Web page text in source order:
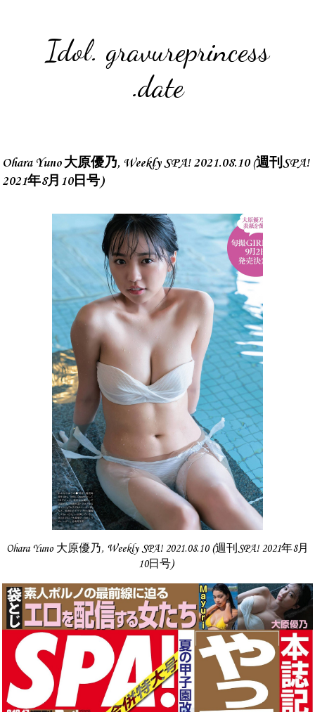
Idol. gravureprincess
.date
Ohara Yuno 大原優乃, Weekly SPA! 2021.08.10 (週刊SPA!
2021年8月10日号)
Ohara Yuno 大原優乃, Weekly SPA! 2021.08.10 (週刊SPA! 2021年8月
10日号)